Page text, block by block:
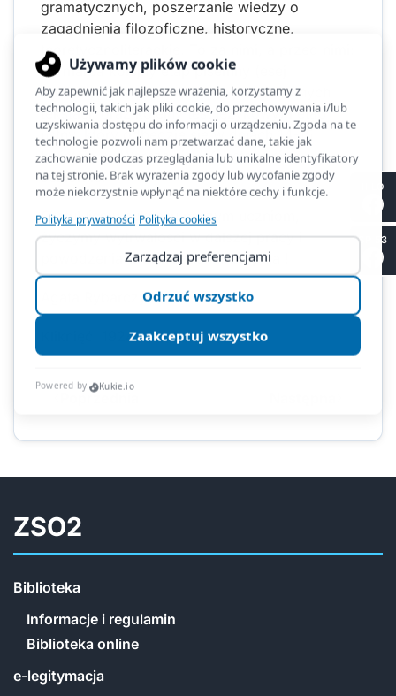
gramatycznych, poszerzanie wiedzy o
zagadnienia filozoficzne, historyczne,
teoretycznoliterackie. To za nimi, a przed nimi:
25 marca kolejny etap pisemny (esej
odwołujący się do wiedzy o przeczytanych
tekstach oraz kolejny test językowy) i etap
ustny, który odbędzie się w dniach 14-15
kwietnia, w Warszawie / Konstancinie-
Jeziornie.
Gratulujemy sukcesu naszym uczniom,
życzymy wytrwałości w dalszej pracy i
powodzenia w zawodach III stopnia !
Agata Rybarczyk
Kliknięć: 1924
Poprzednia
ZSO2
Biblioteka
Informacje i regulamin
Biblioteka online
e-legitymacja
II LO
SP 53